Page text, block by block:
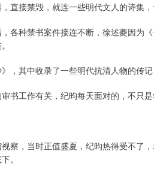
直接禁毁，就连一些明代文人的诗集
各种禁书案件接连不断，徐述夔因为
，其中收录了一些明代抗清人物的传记
书工作有关，纪昀每天面对的，不只是
察，当时正值盛夏，纪昀热得受不了
。